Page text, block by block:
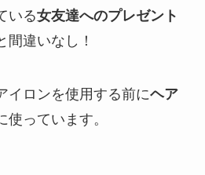
いる女友達へのプレゼント
間違いなし！
イロンを使用する前にヘア
使っています。